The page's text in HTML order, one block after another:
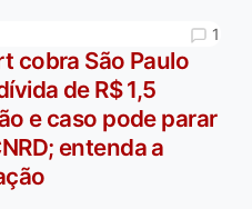
1
cobra São Paulo
de R$ 1,5
e caso pode parar
entenda a